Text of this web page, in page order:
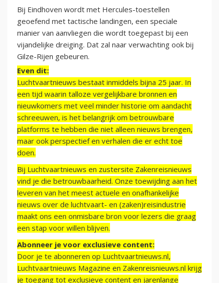
Bij Eindhoven wordt met Hercules-toestellen
geoefend met tactische landingen, een speciale
manier van aanvliegen die wordt toegepast bij een
vijandelijke dreiging. Dat zal naar verwachting ook bij
Gilze-Rijen gebeuren.
Even dit:
Luchtvaartnieuws bestaat inmiddels bijna 25 jaar. In
een tijd waarin talloze vergelijkbare bronnen en
nieuwkomers met veel minder historie om aandacht
schreeuwen, is het belangrijk om betrouwbare
platforms te hebben die niet alleen nieuws brengen,
maar ook perspectief en verhalen die er echt toe
doen.
Bij Luchtvaartnieuws en zustersite Zakenreisnieuws
vind je die betrouwbaarheid. Onze toewijding aan het
leveren van het meest actuele en onafhankelijke
nieuws over de luchtvaart- en (zaken)reisindustrie
maakt ons een onmisbare bron voor lezers die graag
een stap voor willen blijven.
Abonneer je voor exclusieve content:
Door je te abonneren op Luchtvaartnieuws.nl,
Luchtvaartnieuws Magazine en Zakenreisnieuws.nl krijg
je toegang tot exclusieve content en jarenlange